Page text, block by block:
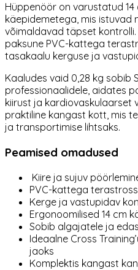
Hüppenöör on varustatud
käepidemetega, mis istuvad
võimaldavad täpset kontrolli.
paksune PVC-kattega
tasakaalu kerguse ja
Kaaludes vaid 0,28 kg sobib
professionaalidele, aidates
kiirust ja kardiovaskulaarset
praktiline kangast kott, mis
ja transportimise lihtsaks.
Peamised omadused
Kiire ja sujuv
PVC-kattega terastross
Kerge ja vastupidav
Ergonoomilised 14 cm
Sobib algajatele ja
Ideaalne Cross
jaoks
Komplektis kangast